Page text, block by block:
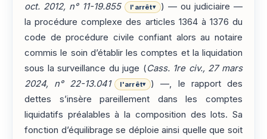
oct. 2012, n° 11-19.855
l'arrêt▾
) — ou judiciaire —
la procédure complexe des articles 1364 à 1376 du
code de procédure civile confiant alors au notaire
commis le soin d’établir les comptes et la liquidation
sous la surveillance du juge (Cass. 1re civ., 27 mars
2024, n° 22-13.041
l'arrêt▾
) —, le rapport des
dettes s’insère pareillement dans les comptes
liquidatifs préalables à la composition des lots. Sa
fonction d’équilibrage se déploie ainsi quelle que soit